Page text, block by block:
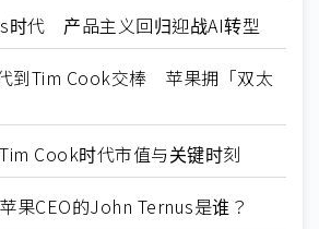
时代 产品主义回归迎战AI转型
到Tim Cook交棒 苹果拥「双太
Cook时代市值与关键时刻
果CEO的John Ternus是谁？